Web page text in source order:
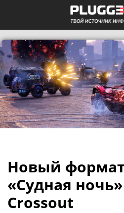
Новый
«Судная
Crossout